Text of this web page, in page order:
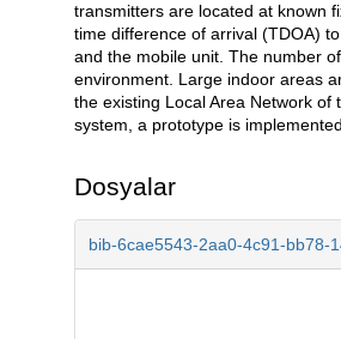
transmitters are located at known
time difference of arrival (TDOA)
and the mobile unit. The number
environment. Large indoor areas
the existing Local Area Network
system, a prototype is
Dosyalar
bib-6cae5543-2aa0-4c91-bb78-